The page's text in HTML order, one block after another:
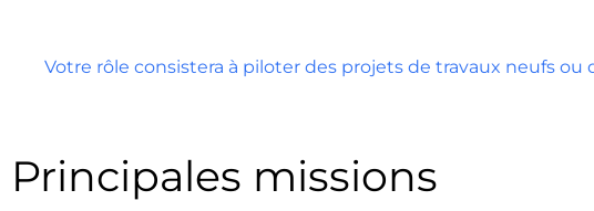
Votre rôle consistera à piloter des projets de travaux neufs ou
Principales missions